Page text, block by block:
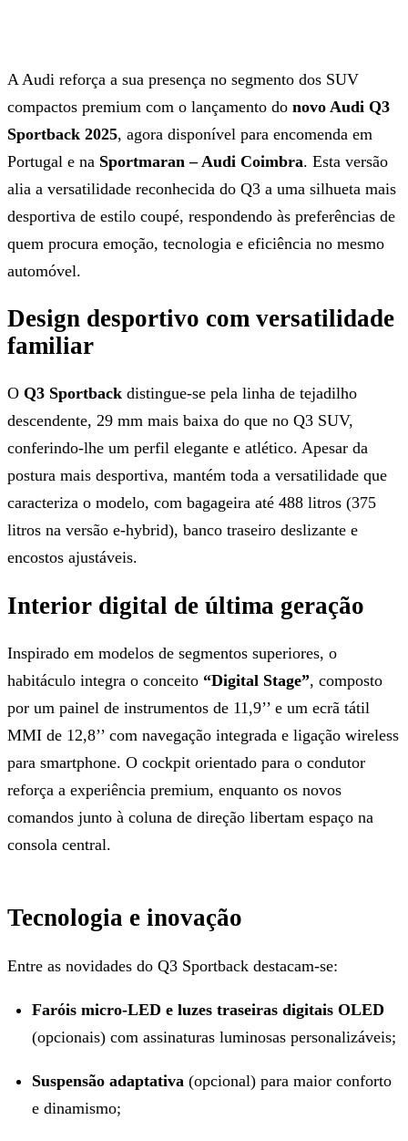
A Audi reforça a sua presença no segmento dos SUV
compactos premium com o lançamento do novo Audi Q3
Sportback 2025, agora disponível para encomenda em
Portugal e na Sportmaran – Audi Coimbra. Esta versão
alia a versatilidade reconhecida do Q3 a uma silhueta mais
desportiva de estilo coupé, respondendo às preferências de
quem procura emoção, tecnologia e eficiência no mesmo
automóvel.
Design desportivo com versatilidade
familiar
O Q3 Sportback distingue-se pela linha de tejadilho
descendente, 29 mm mais baixa do que no Q3 SUV,
conferindo-lhe um perfil elegante e atlético. Apesar da
postura mais desportiva, mantém toda a versatilidade que
caracteriza o modelo, com bagageira até 488 litros (375
litros na versão e-hybrid), banco traseiro deslizante e
encostos ajustáveis.
Interior digital de última geração
Inspirado em modelos de segmentos superiores, o
habitáculo integra o conceito “Digital Stage”, composto
por um painel de instrumentos de 11,9’’ e um ecrã tátil
MMI de 12,8’’ com navegação integrada e ligação wireless
para smartphone. O cockpit orientado para o condutor
reforça a experiência premium, enquanto os novos
comandos junto à coluna de direção libertam espaço na
consola central.
Tecnologia e inovação
Entre as novidades do Q3 Sportback destacam-se:
Faróis micro-LED e luzes traseiras digitais OLED
(opcionais) com assinaturas luminosas personalizáveis;
Suspensão adaptativa (opcional) para maior conforto
e dinamismo;